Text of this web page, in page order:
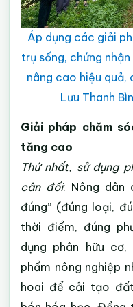
Áp dụng các giải
trụ sống, chứng
nâng cao hiệu quả,
Lưu Thanh
Giải pháp chăm
tăng cao
Thứ nhất, sử dụng
cân đối: Nông dân
đúng” (đúng loại,
thời điểm, đúng
dụng phân hữu
phẩm nông nghiệp
hoai để cải tạo